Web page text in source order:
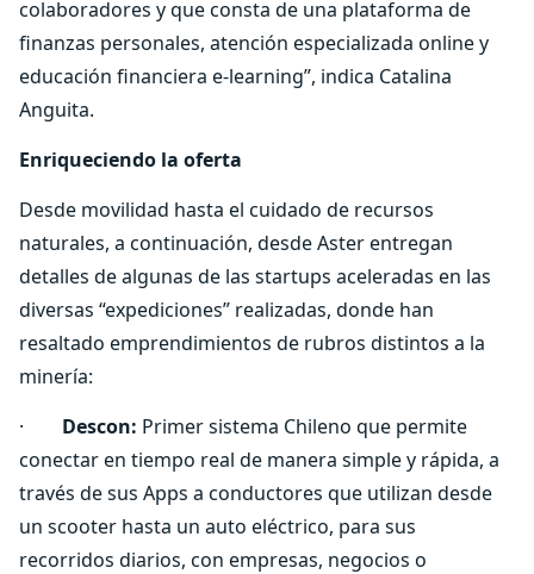
colaboradores y que consta de una plataforma de
finanzas personales, atención especializada online y
educación financiera e-learning”, indica Catalina
Anguita.
Enriqueciendo la oferta
Desde movilidad hasta el cuidado de recursos
naturales, a continuación, desde Aster entregan
detalles de algunas de las startups aceleradas en las
diversas “expediciones” realizadas, donde han
resaltado emprendimientos de rubros distintos a la
minería:
· Descon: Primer sistema Chileno que permite
conectar en tiempo real de manera simple y rápida, a
través de sus Apps a conductores que utilizan desde
un scooter hasta un auto eléctrico, para sus
recorridos diarios, con empresas, negocios o